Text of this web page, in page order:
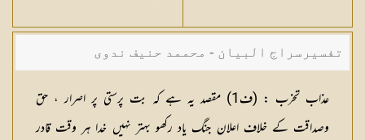
تفسیرسراج البیان - محممد حنیف ندوی
عذاب تخرب : (ف1 ) مقصد یہ ہے کہ بت پرستی پر اصرار ، حق
وصداقت کے خلاف اعلان جنگ یاد رکھو بہتر نہیں خدا ہر وقت قادر